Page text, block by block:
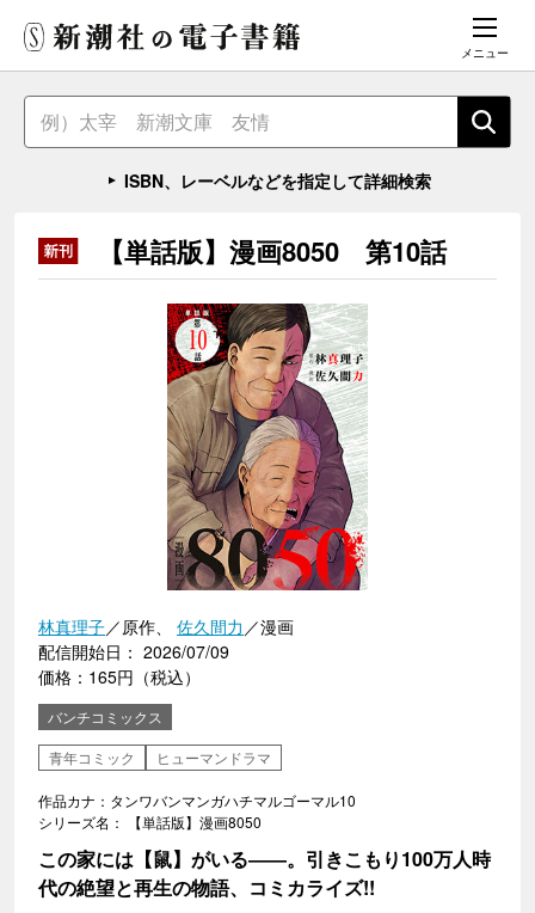
メニュー
ISBN、レーベルなどを指定して詳細検索
【単話版】漫画8050 第10話
林真理子／原作、 佐久間力 ／漫画
配信開始日： 2026/07/09
価格：165円（税込）
バンチコミックス
青年コミック
ヒューマンドラマ
作品カナ：タンワバンマンガハチマルゴーマル10
シリーズ名： 【単話版】漫画8050
この家には【鼠】がいる――。引きこもり100万人時
代の絶望と再生の物語、コミカライズ!!